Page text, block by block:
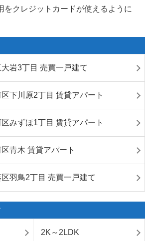
をクレジットカードが使えるように
大岩3丁目 売買一戸建て
区下川原2丁目 賃貸アパート
区みずほ1丁目 賃貸アパート
青木 賃貸アパート
区羽鳥2丁目 売買一戸建て
2K～2LDK